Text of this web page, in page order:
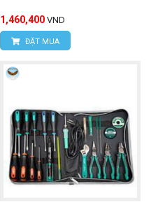
1,460,400 VND
ĐẶT MUA